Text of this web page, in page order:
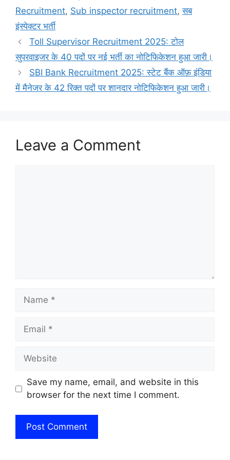
Recruitment, Sub inspector recruitment,सब
इंस्पेक्टर भर्ती
Toll Supervisor Recruitment 2025: टोल
सुपरवाइजर के 40 पदों पर नई भर्ती का नोटिफिकेशन हुआ जारी।
SBI Bank Recruitment 2025: स्टेट बैंक ऑफ़ इंडिया
में मैनेजर के 42 रिक्त पदों पर शानदार नोटिफिकेशन हुआ जारी।
Leave a Comment
Name
Email
Website
Save my name, email, and website in this
browser for the next time I comment.